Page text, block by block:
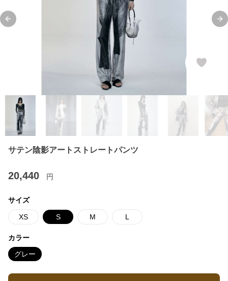
Previous slide
サテン陰影アートストレートパンツ
20,440 円
サイズ
XS S M L
カラー
グレー